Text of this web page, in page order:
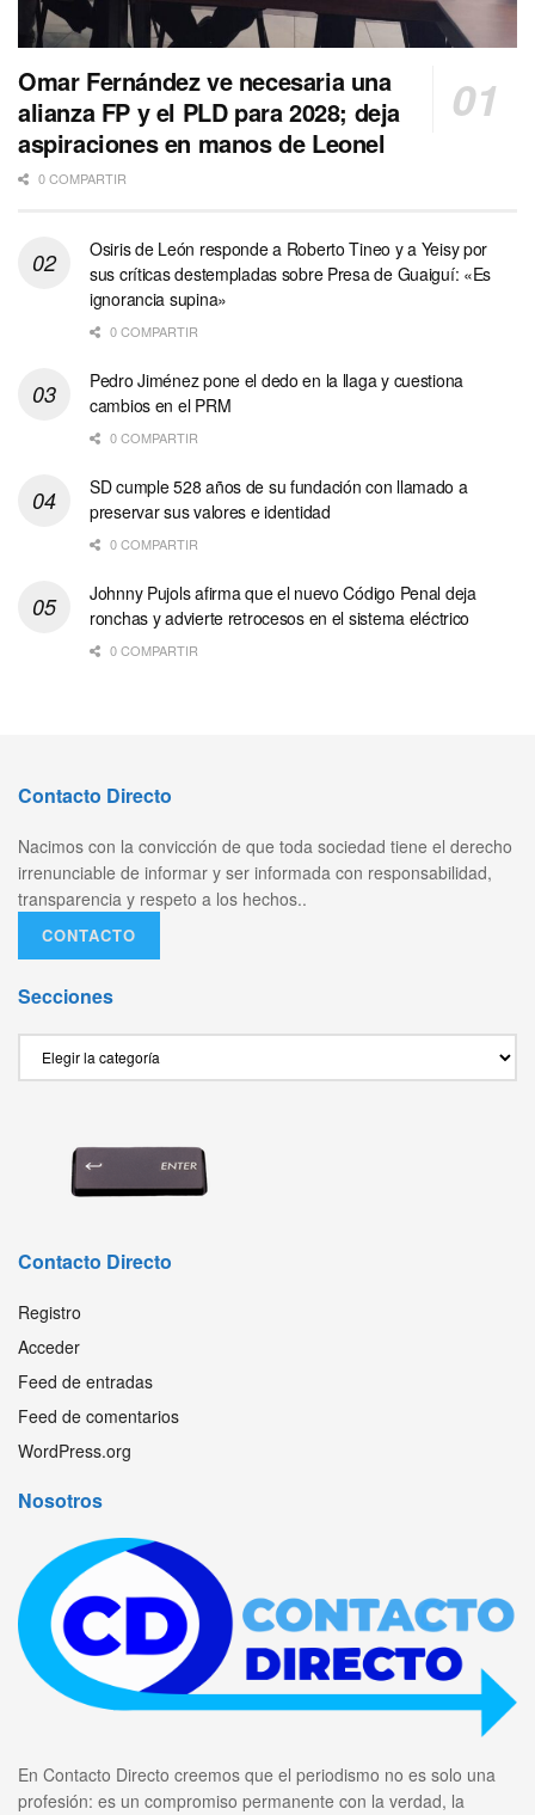
Omar Fernández ve necesaria una
alianza FP y el PLD para 2028; deja
aspiraciones en manos de Leonel
0 COMPARTIR
Osiris de León responde a Roberto Tineo y a Yeisy por
sus críticas destempladas sobre Presa de Guaiguí: «Es
ignorancia supina»
0 COMPARTIR
Pedro Jiménez pone el dedo en la llaga y cuestiona
cambios en el PRM
0 COMPARTIR
SD cumple 528 años de su fundación con llamado a
preservar sus valores e identidad
0 COMPARTIR
Johnny Pujols afirma que el nuevo Código Penal deja
ronchas y advierte retrocesos en el sistema eléctrico
0 COMPARTIR
Contacto Directo
Nacimos con la convicción de que toda sociedad tiene el derecho
irrenunciable de informar y ser informada con responsabilidad,
transparencia y respeto a los hechos..
CONTACTO
Secciones
Contacto Directo
Registro
Acceder
Feed de entradas
Feed de comentarios
WordPress.org
Nosotros
En Contacto Directo creemos que el periodismo no es solo una
profesión: es un compromiso permanente con la verdad, la